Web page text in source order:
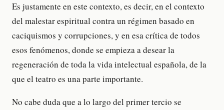
Es justamente en este contexto, es decir, en el contexto
del malestar espiritual contra un régimen basado en
caciquismos y corrupciones, y en esa crítica de todos
esos fenómenos, donde se empieza a desear la
regeneración de toda la vida intelectual española, de la
que el teatro es una parte importante.
No cabe duda que a lo largo del primer tercio se